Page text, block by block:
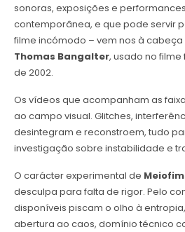
sonoras, exposições e
contemporânea, e que pode servir
filme incómodo – vem nos à cabeça
Thomas Bangalter, usado no filme
de 2002.
Os vídeos que acompanham as
ao campo visual. Glitches,
desintegram e reconstroem, tudo
investigação sobre instabilidade e
O carácter experimental de Meiofim
desculpa para falta de rigor. Pelo
disponíveis piscam o olho à
abertura ao caos, domínio técnico